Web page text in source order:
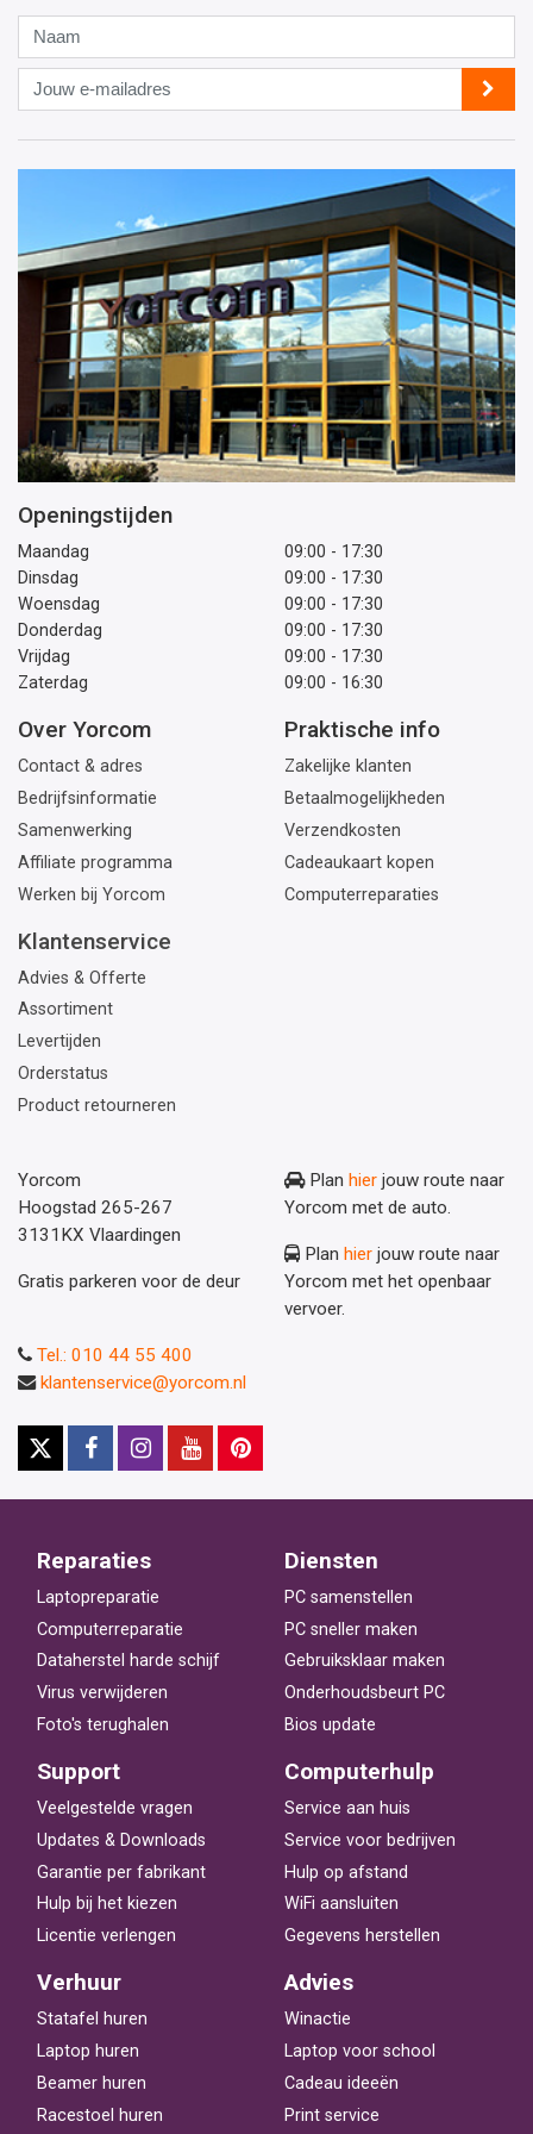
Jouw
e-
mailadres
Openingstijden
Maandag
09:00 - 17:30
Dinsdag
09:00 - 17:30
Woensdag
09:00 - 17:30
Donderdag
09:00 - 17:30
Vrijdag
09:00 - 17:30
Zaterdag
09:00 - 16:30
Over Yorcom
Contact & adres
Bedrijfsinformatie
Samenwerking
Affiliate programma
Werken bij Yorcom
Praktische info
Zakelijke klanten
Betaalmogelijkheden
Verzendkosten
Cadeaukaart kopen
Computerreparaties
Klantenservice
Advies & Offerte
Assortiment
Levertijden
Orderstatus
Product retourneren
Yorcom
Hoogstad 265-267
3131KX Vlaardingen
Gratis parkeren voor de deur
Plan hier jouw route naar
Yorcom met de auto.
Plan hier jouw route naar
Yorcom met het openbaar
vervoer.
Tel.: 010 44 55 400
klantenservice@yorcom.nl
Reparaties
Laptopreparatie
Computerreparatie
Dataherstel harde schijf
Virus verwijderen
Foto's terughalen
Diensten
PC samenstellen
PC sneller maken
Gebruiksklaar maken
Onderhoudsbeurt PC
Bios update
Support
Veelgestelde vragen
Updates & Downloads
Garantie per fabrikant
Hulp bij het kiezen
Licentie verlengen
Computerhulp
Service aan huis
Service voor bedrijven
Hulp op afstand
WiFi aansluiten
Gegevens herstellen
Verhuur
Statafel huren
Laptop huren
Beamer huren
Racestoel huren
Advies
Winactie
Laptop voor school
Cadeau ideeën
Print service